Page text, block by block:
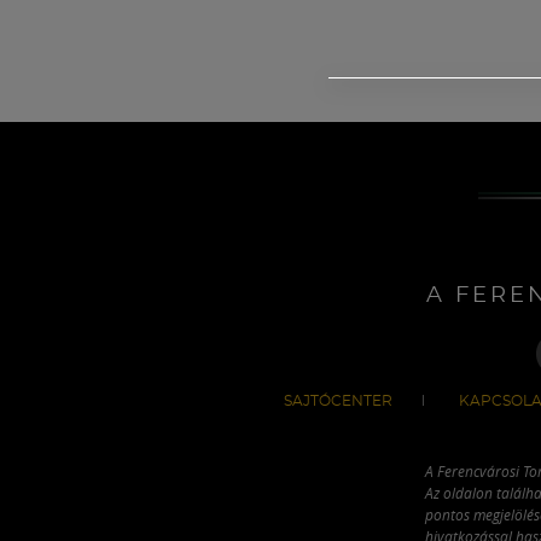
A
SAJTÓCENTER
A Ferencvárosi
Az oldalon
pontos
hivatkozással